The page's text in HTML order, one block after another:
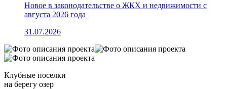
Новое в законодательстве о ЖКХ и недвижимости с
августа 2026 года
31.07.2026
Клубные поселки
на берегу озер